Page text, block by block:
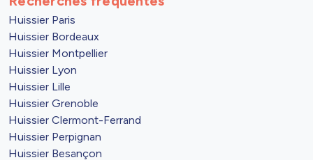
Huissier Paris
Huissier Bordeaux
Huissier Montpellier
Huissier Lyon
Huissier Lille
Huissier Grenoble
Huissier Clermont-Ferrand
Huissier Perpignan
Huissier Besançon